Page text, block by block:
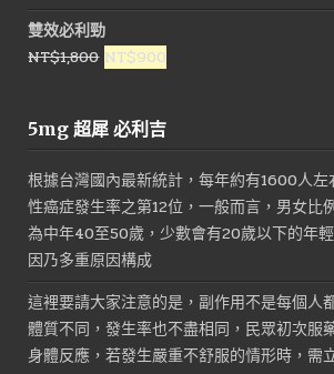
價
格：
NT$1,000。
價
格：
NT$450。
雙效必利勁
NT$1,800 原
格：
NT$900
5mg 超犀 必利吉
根據台灣國內最新統計，每年約有1600人
性癌症發生率之第12位，一般而言，男女比
為中年40至50歲，少數會有20歲以下的年
因乃多重原因構成
這裡要請大家注意的是，副作用不是每個人
體質不同，發生率也不盡相同，民眾初次服
身體反應，若發生嚴重不舒服的情形時，需